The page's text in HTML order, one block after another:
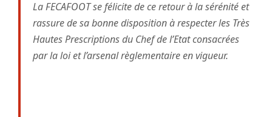
La FECAFOOT se félicite de ce retour à la sérénité et
rassure de sa bonne disposition à respecter les Très
Hautes Prescriptions du Chef de l’Etat consacrées
par la loi et l’arsenal règlementaire en vigueur.